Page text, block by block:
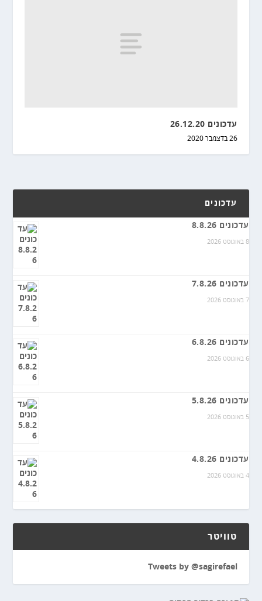
עדכונים 26.12.20
26 בדצמבר 2020
עדכונים
עדכונים 8.8.26
8 באוגוסט 2026
עדכונים 7.8.26
7 באוגוסט 2026
עדכונים 6.8.26
6 באוגוסט 2026
עדכונים 5.8.26
5 באוגוסט 2026
עדכונים 4.8.26
4 באוגוסט 2026
טוויטר
Tweets by @sagirefael